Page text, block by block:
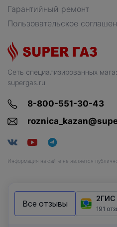
Сеть специализированных
supergas.ru
8-800-551-30-43
Информация на сайте не является
Гарантийный ремонт
Пользовательское